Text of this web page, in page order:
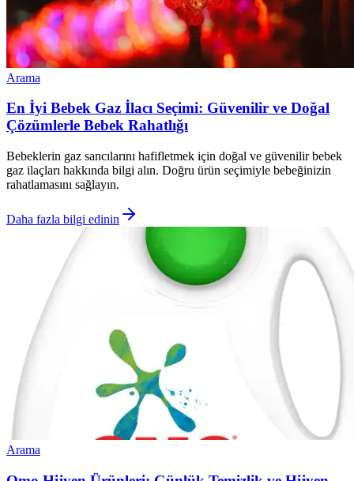
Arama
En İyi Bebek Gaz İlacı Seçimi: Güvenilir ve Doğal
Çözümlerle Bebek Rahatlığı
Bebeklerin gaz sancılarını hafifletmek için doğal ve güvenilir bebek
gaz ilaçları hakkında bilgi alın. Doğru ürün seçimiyle bebeğinizin
rahatlamasını sağlayın.
Daha fazla bilgi edinin
Arama